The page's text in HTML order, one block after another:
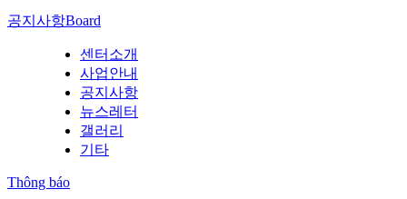
공지사항Board
센터소개
사업안내
공지사항
뉴스레터
갤러리
기타
Thông báo